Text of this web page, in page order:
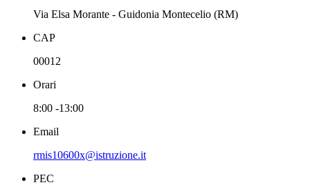
Via Elsa Morante - Guidonia Montecelio (RM)
CAP
00012
Orari
8:00 -13:00
Email
rmis10600x@istruzione.it
PEC